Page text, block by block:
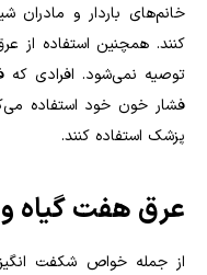
خانم‌های باردار و
کنند. همچنین استفاده از
توصیه نمی‌شود. افرادی که
فشار خون خود استفاده
پزشک استفاده کنند.
عرق هفت گیاه و
از جمله خواص شکفت